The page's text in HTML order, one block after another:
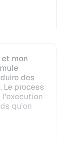
mon
des
Le process
qu'on